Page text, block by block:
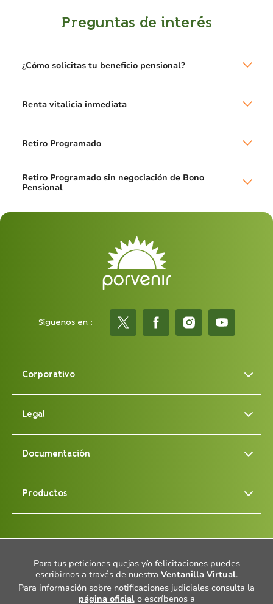
Preguntas de interés
¿Cómo solicitas tu beneficio pensional?
Renta vitalicia inmediata
Retiro Programado
Retiro Programado sin negociación de Bono
Pensional
Síguenos en :
Corporativo
Legal
Documentación
Productos
Para tus peticiones quejas y/o felicitaciones puedes
escribirnos a través de nuestra Ventanilla Virtual.
Para información sobre notificaciones judiciales consulta la
página oficialo escríbenos a